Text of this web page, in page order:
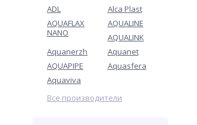
ADL
Alca Plast
AQUAFLAX
NANO
AQUALINE
AQUALINK
Aquanerzh
Aquanet
AQUAPIPE
Aquasfera
Aquaviva
Все производители